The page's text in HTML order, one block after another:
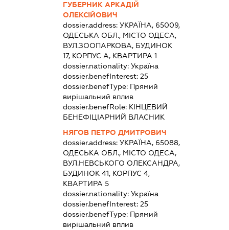
ГУБЕРНИК АРКАДІЙ
ОЛЕКСІЙОВИЧ
dossier.address:УКРАЇНА, 65009,
ОДЕСЬКА ОБЛ., МІСТО ОДЕСА,
ВУЛ.ЗООПАРКОВА, БУДИНОК
17, КОРПУС А, КВАРТИРА 1
dossier.nationality:Україна
dossier.benefInterest:25
dossier.benefType: Прямий
вирішальний вплив
dossier.benefRole: КІНЦЕВИЙ
БЕНЕФІЦІАРНИЙ ВЛАСНИК
НЯГОВ ПЕТРО ДМИТРОВИЧ
dossier.address:УКРАЇНА, 65088,
ОДЕСЬКА ОБЛ., МІСТО ОДЕСА,
ВУЛ.НЕВСЬКОГО ОЛЕКСАНДРА,
БУДИНОК 41, КОРПУС 4,
КВАРТИРА 5
dossier.nationality:Україна
dossier.benefInterest:25
dossier.benefType: Прямий
вирішальний вплив